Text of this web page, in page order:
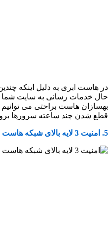
در هاست ابری به دلیل اینکه
حال خدمات رسانی به سایت شما
بهسازان هاست براحتی می توانیم
قطع شدن چند ساعته سرورها
5. امنیت 3 لایه بالای شبکه هاست ابری